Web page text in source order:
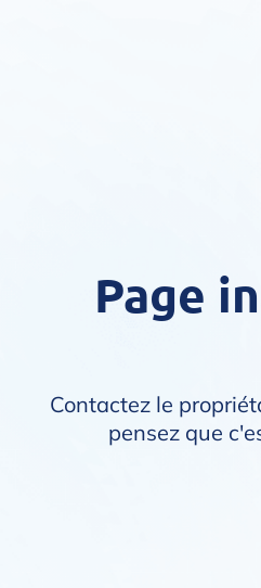
Page
Contactez le
pensez que